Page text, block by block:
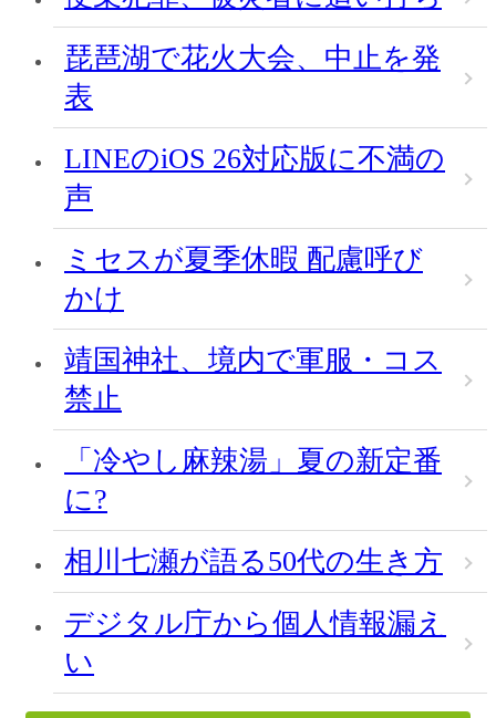
琵琶湖で花火大会、中止を発
表
LINEのiOS 26対応版に不満の
声
ミセスが夏季休暇 配慮呼び
かけ
靖国神社、境内で軍服・コス
禁止
「冷やし麻辣湯」夏の新定番
に?
相川七瀬が語る50代の生き方
デジタル庁から個人情報漏え
い